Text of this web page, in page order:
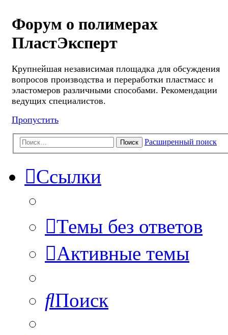
Форум о полимерах
ПластЭксперт
Крупнейшая независимая площадка для обсуждения
вопросов производства и переработки пластмасс и
эластомеров различными способами. Рекомендации
ведущих специалистов.
Пропустить
Поиск Расширенный поиск
Ссылки
Темы без ответов
Активные темы
Поиск